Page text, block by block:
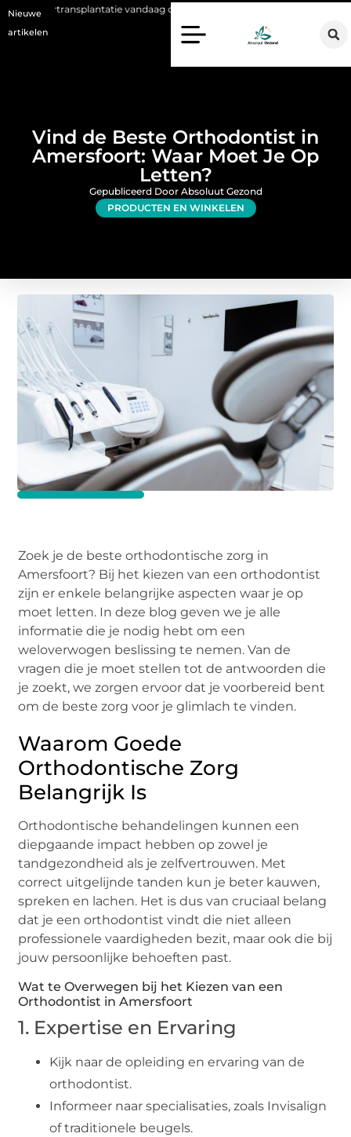
Nieuwe
artikelen
vandaag de dag kan betekenen
Vind de Beste Orthodontist in
Amersfoort: Waar Moet Je Op
Letten?
PRODUCTEN EN WINKELEN
Gepubliceerd Door Absoluut Gezond
Zoek je de beste orthodontische zorg in
Amersfoort? Bij het kiezen van een orthodontist
zijn er enkele belangrijke aspecten waar je op
moet letten. In deze blog geven we je alle
informatie die je nodig hebt om een
weloverwogen beslissing te nemen. Van de
vragen die je moet stellen tot de antwoorden die
je zoekt, we zorgen ervoor dat je voorbereid bent
om de beste zorg voor je glimlach te vinden.
Waarom Goede
Orthodontische Zorg
Belangrijk Is
Orthodontische behandelingen kunnen een
diepgaande impact hebben op zowel je
tandgezondheid als je zelfvertrouwen. Met
correct uitgelijnde tanden kun je beter kauwen,
spreken en lachen. Het is dus van cruciaal belang
dat je een orthodontist vindt die niet alleen
professionele vaardigheden bezit, maar ook die bij
jouw persoonlijke behoeften past.
Wat te Overwegen bij het Kiezen van een
Orthodontist in Amersfoort
1. Expertise en Ervaring
Kijk naar de opleiding en ervaring van de
orthodontist.
Informeer naar specialisaties, zoals Invisalign
of traditionele beugels.